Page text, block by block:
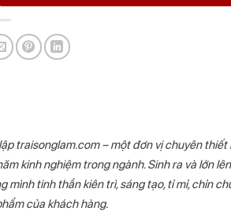
traisonglam.com – một đơn vị chuyên thiết
kinh nghiệm trong ngành. Sinh ra và lớn
mình tinh thần kiên trì, sáng tạo, tỉ mỉ, chỉn
của khách hàng.